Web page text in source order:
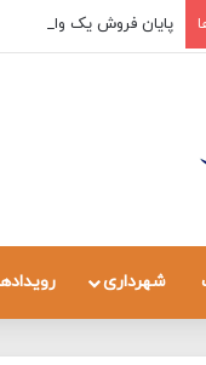
پایان فروش یک واحد به
شهرداری